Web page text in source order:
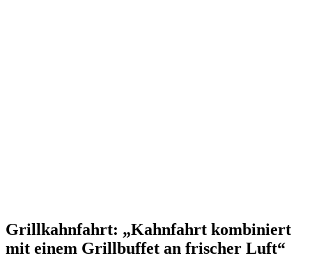
Grillkahnfahrt: „Kahnfahrt kombiniert
mit einem Grillbuffet an frischer Luft“